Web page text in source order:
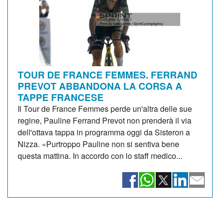
TOUR DE FRANCE FEMMES. FERRAND
PREVOT ABBANDONA LA CORSA A
TAPPE FRANCESE
Il Tour de France Femmes perde un'altra delle sue
regine, Pauline Ferrand Prevot non prenderà il via
dell'ottava tappa in programma oggi da Sisteron a
Nizza. «Purtroppo Pauline non si sentiva bene
questa mattina. In accordo con lo staff medico...